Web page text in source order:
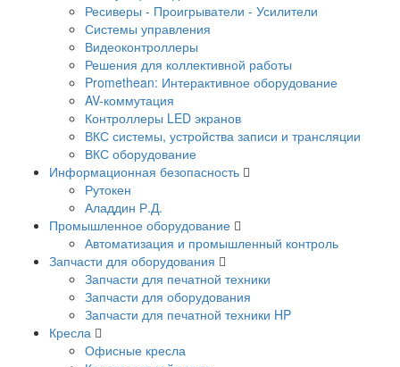
Ресиверы - Проигрыватели - Усилители
Системы управления
Видеоконтроллеры
Решения для коллективной работы
Promethean: Интерактивное оборудование
AV-коммутация
Контроллеры LED экранов
ВКС системы, устройства записи и трансляции
ВКС оборудование
Информационная безопасность
Рутокен
Аладдин Р.Д.
Промышленное оборудование
Автоматизация и промышленный контроль
Запчасти для оборудования
Запчасти для печатной техники
Запчасти для оборудования
Запчасти для печатной техники HP
Кресла
Офисные кресла